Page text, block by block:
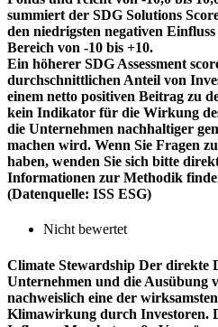
summiert der SDG Solutions
den niedrigsten negativen
Bereich von -10 bis +10.
Ein höherer SDG Assessment
durchschnittlichen Anteil von
einem netto positiven Beitrag zu
kein Indikator für die Wirkung
die Unternehmen nachhaltiger
machen wird. Wenn Sie Fragen
haben, wenden Sie sich bitte
Informationen zur Methodik
(Datenquelle: ISS ESG)
Nicht bewertet
Climate Stewardship Der direkte
Unternehmen und die Ausübung
nachweislich eine der
Klimawirkung durch Investoren.